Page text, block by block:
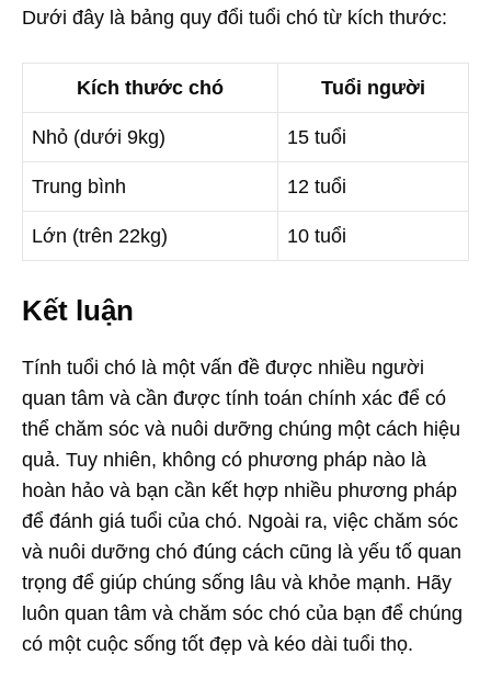
Dưới đây là bảng quy đổi tuổi chó từ kích thước:
Kích thước chó Tuổi người
Nhỏ (dưới 9kg) 15 tuổi
Trung bình 12 tuổi
Lớn (trên 22kg) 10 tuổi
Kết luận
Tính tuổi chó là một vấn đề được nhiều người
quan tâm và cần được tính toán chính xác để có
thể chăm sóc và nuôi dưỡng chúng một cách hiệu
quả. Tuy nhiên, không có phương pháp nào là
hoàn hảo và bạn cần kết hợp nhiều phương pháp
để đánh giá tuổi của chó. Ngoài ra, việc chăm sóc
và nuôi dưỡng chó đúng cách cũng là yếu tố quan
trọng để giúp chúng sống lâu và khỏe mạnh. Hãy
luôn quan tâm và chăm sóc chó của bạn để chúng
có một cuộc sống tốt đẹp và kéo dài tuổi thọ.